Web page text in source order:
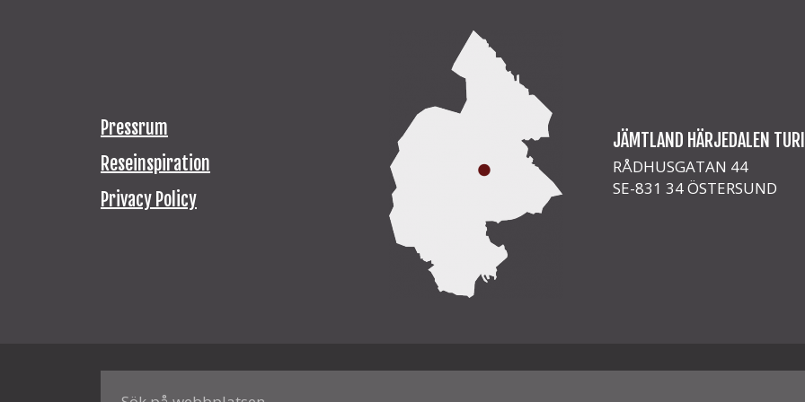
Pressrum
Reseinspiration
Privacy Policy
JÄMTLAND HÄRJEDALEN
RÅDHUSGATAN 44
SE-831 34 ÖSTERSUND